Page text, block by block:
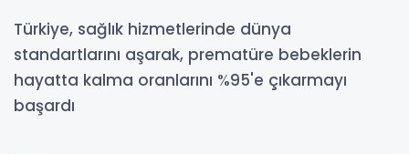
Türkiye, sağlık hizmetlerinde dünya
standartlarını aşarak, prematüre bebeklerin
hayatta kalma oranlarını %95'e çıkarmayı
başardı